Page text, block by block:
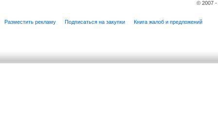
© 2007
Разместить рекламу Подписаться на закупки Книга жалоб и предложений